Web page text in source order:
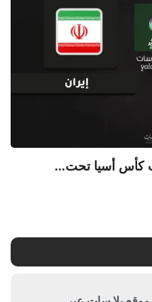
كأس أسيا تحت...